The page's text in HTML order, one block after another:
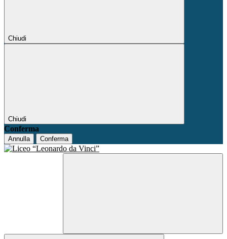
Chiudi
Chiudi
Conferma
Annulla Conferma